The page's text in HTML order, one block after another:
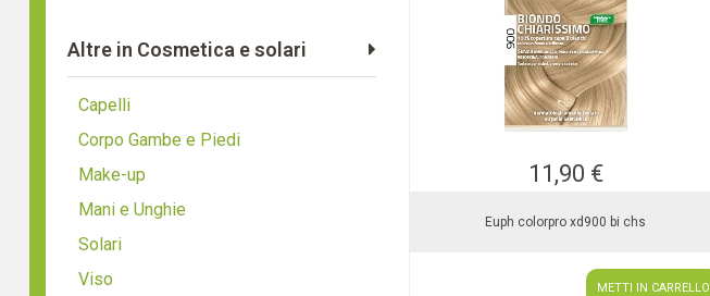
Altre in Cosmetica e solari
Capelli
Corpo Gambe e Piedi
Make-up
Mani e Unghie
Solari
Viso
11,90 €
Euph colorpro xd900 bi chs
METTI IN CARRELLO